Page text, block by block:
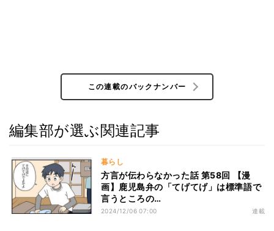
この連載のバックナンバー
編集部が選ぶ関連記事
暮らし
方言が伝わらなかった話 第58回 【漫
画】鹿児島弁の「てげてげ」は標準語で
言うところの…
2024/12/06 07:00 連載